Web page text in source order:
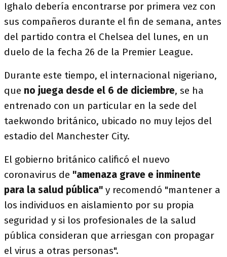
Ighalo debería encontrarse por primera vez con
sus compañeros durante el fin de semana, antes
del partido contra el Chelsea del lunes, en un
duelo de la fecha 26 de la Premier League.
Durante este tiempo, el internacional nigeriano,
que no juega desde el 6 de diciembre, se ha
entrenado con un particular en la sede del
taekwondo británico, ubicado no muy lejos del
estadio del Manchester City.
El gobierno británico calificó el nuevo
coronavirus de "amenaza grave e inminente
para la salud pública" y recomendó "mantener a
los individuos en aislamiento por su propia
seguridad y si los profesionales de la salud
pública consideran que arriesgan con propagar
el virus a otras personas".